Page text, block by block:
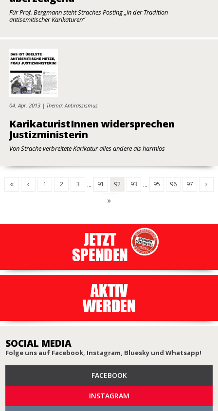
Für Prof. Bergmann steht Straches Posting „in der Tradition
antisemitischer Karikaturen“
04. Apr. 2013 | Thema: Antirassismus
KarikaturistInnen widersprechen
Justizministerin
Von Strache verbreitete Karikatur alles andere als harmlos
1 2 3 ... 91 92 93 ... 95 96 97
SOCIAL MEDIA
Folge uns auf Facebook, Instagram, Bluesky und Whatsapp!
FACEBOOK
INSTAGRAM